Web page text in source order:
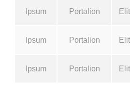
Ipsum Portalion
Ipsum Portalion
Ipsum Portalion